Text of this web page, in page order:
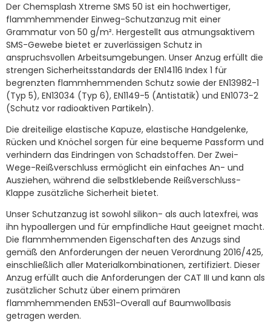
Der Chemsplash Xtreme SMS 50 ist ein hochwertiger,
flammhemmender Einweg-Schutzanzug mit einer
Grammatur von 50 g/m². Hergestellt aus atmungsaktivem
SMS-Gewebe bietet er zuverlässigen Schutz in
anspruchsvollen Arbeitsumgebungen. Unser Anzug erfüllt die
strengen Sicherheitsstandards der EN14116 Index 1 für
begrenzten flammhemmenden Schutz sowie der EN13982-1
(Typ 5), EN13034 (Typ 6), EN1149-5 (Antistatik) und EN1073-2
(Schutz vor radioaktiven Partikeln).
Die dreiteilige elastische Kapuze, elastische Handgelenke,
Rücken und Knöchel sorgen für eine bequeme Passform und
verhindern das Eindringen von Schadstoffen. Der Zwei-
Wege-Reißverschluss ermöglicht ein einfaches An- und
Ausziehen, während die selbstklebende Reißverschluss-
Klappe zusätzliche Sicherheit bietet.
Unser Schutzanzug ist sowohl silikon- als auch latexfrei, was
ihn hypoallergen und für empfindliche Haut geeignet macht.
Die flammhemmenden Eigenschaften des Anzugs sind
gemäß den Anforderungen der neuen Verordnung 2016/425,
einschließlich aller Materialkombinationen, zertifiziert. Dieser
Anzug erfüllt auch die Anforderungen der CAT III und kann als
zusätzlicher Schutz über einem primären
flammhemmenden EN531-Overall auf Baumwollbasis
getragen werden.